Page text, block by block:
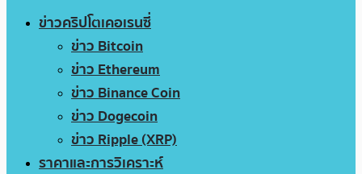
ข่าวคริปโตเคอเรนซี่
ข่าว Bitcoin
ข่าว Ethereum
ข่าว Binance Coin
ข่าว Dogecoin
ข่าว Ripple (XRP)
ราคาและการวิเคราะห์